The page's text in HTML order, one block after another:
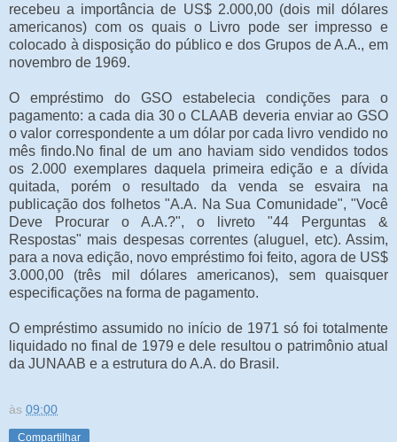
recebeu a importância de US$ 2.000,00 (dois mil dólares
americanos) com os quais o Livro pode ser impresso e
colocado à disposição do público e dos Grupos de A.A., em
novembro de 1969.
O empréstimo do GSO estabelecia condições para o
pagamento: a cada dia 30 o CLAAB deveria enviar ao GSO
o valor correspondente a um dólar por cada livro vendido no
mês findo.No final de um ano haviam sido vendidos todos
os 2.000 exemplares daquela primeira edição e a dívida
quitada, porém o resultado da venda se esvaira na
publicação dos folhetos "A.A. Na Sua Comunidade", "Você
Deve Procurar o A.A.?", o livreto "44 Perguntas &
Respostas" mais despesas correntes (aluguel, etc). Assim,
para a nova edição, novo empréstimo foi feito, agora de US$
3.000,00 (três mil dólares americanos), sem quaisquer
especificações na forma de pagamento.
O empréstimo assumido no início de 1971 só foi totalmente
liquidado no final de 1979 e dele resultou o patrimônio atual
da JUNAAB e a estrutura do A.A. do Brasil.
às 09:00
Compartilhar